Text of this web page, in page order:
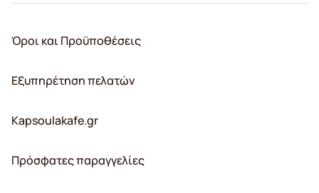
Όροι και Προϋποθέσεις
Εξυπηρέτηση πελατών
Kapsoulakafe.gr
Πρόσφατες παραγγελίες